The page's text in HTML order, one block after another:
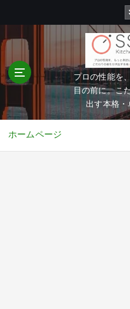
ン
へ
移
プロの性能を
目の前に。こ
出す本格
ホームページ